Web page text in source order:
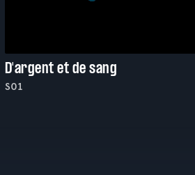
D'argent et de sang
S01